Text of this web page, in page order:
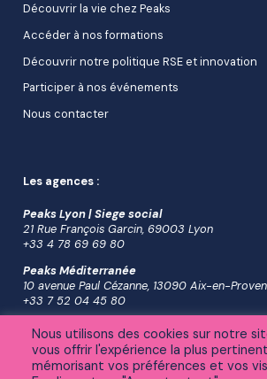
Découvrir la vie chez Peaks
Accéder à nos formations
Découvrir notre politique RSE et innovation
Participer à nos événements
Nous contacter
Les agences :
Peaks Lyon | Siege social
21 Rue François Garcin, 69003 Lyon
+33 4 78 69 69 80
Peaks Méditerranée
10 avenue Paul Cézanne, 13090 Aix-en-
+33 7 52 04 45 80
Peaks Nord
Sharies, 8 impasse des Docks Rémois, 51100
+33 6 38 04 26 16
Nous utilisons des cookies sur notre
vous offrir l'expérience la plus
mémorisant vos préférences et vos